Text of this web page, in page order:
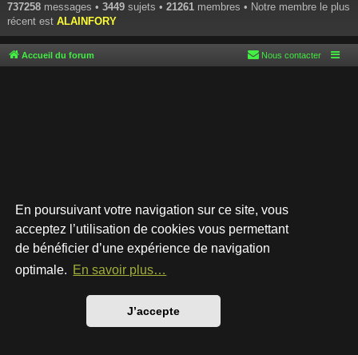
En poursuivant votre navigation sur ce site, vous
acceptez l’utilisation de cookies vous permettant
de bénéficier d’une expérience de navigation
optimale. En savoir plus…
J’accepte
737258 messages • 3449 sujets • 21261 membres • Notre membre le plus
récent est ALAINFORY
Accueil du forum Nous contacter
Développé parphpBB® Forum Software © phpBB Limited
Style par
Traduction française officielle